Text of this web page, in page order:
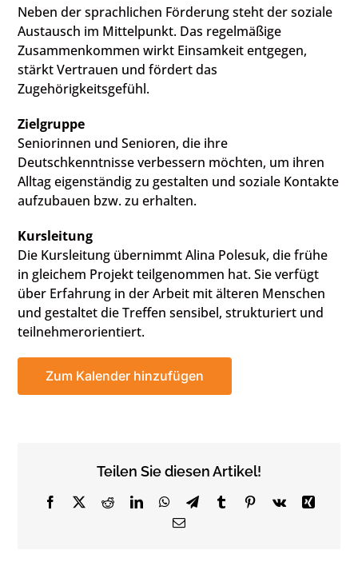
Neben der sprachlichen Förderung steht der soziale
Austausch im Mittelpunkt. Das regelmäßige
Zusammenkommen wirkt Einsamkeit entgegen,
stärkt Vertrauen und fördert das
Zugehörigkeitsgefühl.
Zielgruppe
Seniorinnen und Senioren, die ihre
Deutschkenntnisse verbessern möchten, um ihren
Alltag eigenständig zu gestalten und soziale Kontakte
aufzubauen bzw. zu erhalten.
Kursleitung
Die Kursleitung übernimmt Alina Polesuk, die frühe
in gleichem Projekt teilgenommen hat. Sie verfügt
über Erfahrung in der Arbeit mit älteren Menschen
und gestaltet die Treffen sensibel, strukturiert und
teilnehmerorientiert.
Zum Kalender hinzufügen
Teilen Sie diesen Artikel!
Facebook
X RedditLinkedInWhatsApp
TelegramTumblrPinterest
Vk
Xing
Email